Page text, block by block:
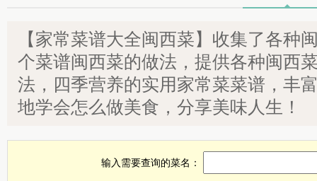
【家常菜谱大全闽西菜】收集了各种
个菜谱闽西菜的做法，提供各种闽西
法，四季营养的实用家常菜菜谱，丰
地学会怎么做美食，分享美味人生！
输入需要查询的菜名：